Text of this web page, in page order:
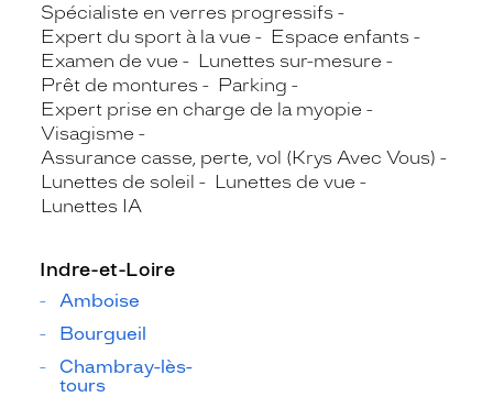
Spécialiste en verres progressifs
Expert du sport à la vue
Espace enfants
Examen de vue
Lunettes sur-mesure
Prêt de montures
Parking
Expert prise en charge de la myopie
Visagisme
Assurance casse, perte, vol (Krys Avec Vous)
Lunettes de soleil
Lunettes de vue
Lunettes IA
Indre-et-Loire
Amboise
Bourgueil
Chambray-lès-
tours